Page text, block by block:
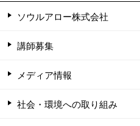
ソウルアロー株式会社
講師募集
メディア情報
社会・環境への取り組み